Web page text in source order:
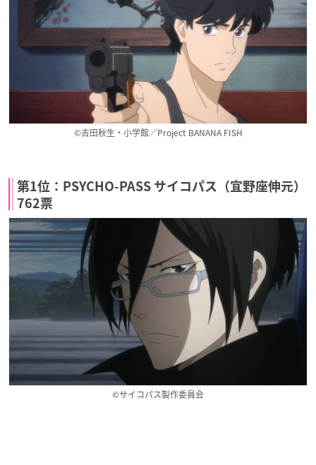
©吉田秋生・小学館／Project BANANA FISH
第1位：PSYCHO-PASS サイコパス（宜野座伸元）
762票
©サイコパス製作委員会